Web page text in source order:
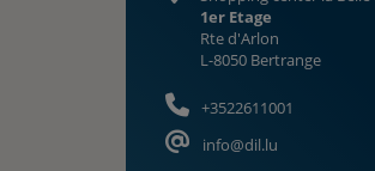
1er Etage
Rte d'Arlon
L-8050 Bertrange
+3522611001
info@dil.lu